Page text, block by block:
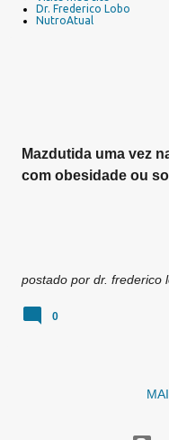
Dr. Frederico Lobo
NutroAtual
Mazdutida uma vez
com obesidade ou
postado por dr. frederico
0